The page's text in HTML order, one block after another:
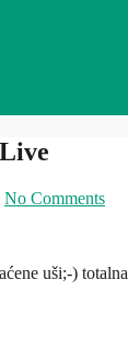
No Comments
uši;-)